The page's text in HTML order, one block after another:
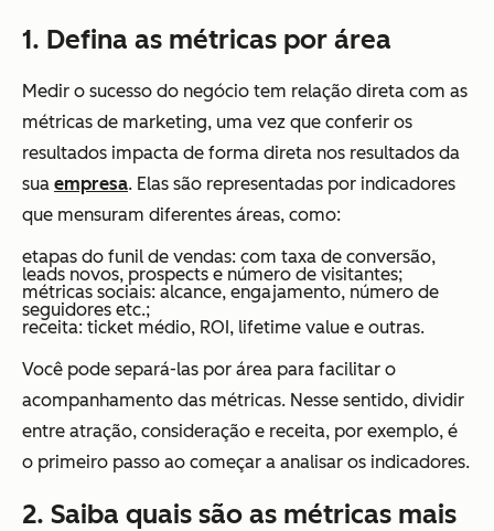
1. Defina as métricas por área
Medir o sucesso do negócio tem relação direta com as
métricas de marketing, uma vez que conferir os
resultados impacta de forma direta nos resultados da
sua empresa. Elas são representadas por indicadores
que mensuram diferentes áreas, como:
etapas do funil de vendas: com taxa de conversão,
leads novos, prospects e número de visitantes;
métricas sociais: alcance, engajamento, número de
seguidores etc.;
receita: ticket médio, ROI, lifetime value e outras.
Você pode separá-las por área para facilitar o
acompanhamento das métricas. Nesse sentido, dividir
entre atração, consideração e receita, por exemplo, é
o primeiro passo ao começar a analisar os indicadores.
2. Saiba quais são as métricas mais